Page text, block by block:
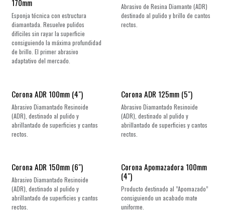
170mm
Esponja técnica con estructura
diamantada. Resuelve pulidos
difíciles sin rayar la superficie
consiguiendo la máxima profundidad
de brillo. El primer abrasivo
adaptativo del mercado.
Abrasivo de Resina Diamante (ADR)
destinado al pulido y brillo de cantos
rectos.
Corona ADR 100mm (4")
Abrasivo Diamantado Resinoide
(ADR), destinado al pulido y
abrillantado de superficies y cantos
rectos.
Corona ADR 125mm (5")
Abrasivo Diamantado Resinoide
(ADR), destinado al pulido y
abrillantado de superficies y cantos
rectos.
Corona ADR 150mm (6")
Abrasivo Diamantado Resinoide
(ADR), destinado al pulido y
abrillantado de superficies y cantos
rectos.
Corona Apomazadora 100mm
(4")
Producto destinado al ”Apomazado”
consiguiendo un acabado mate
uniforme.